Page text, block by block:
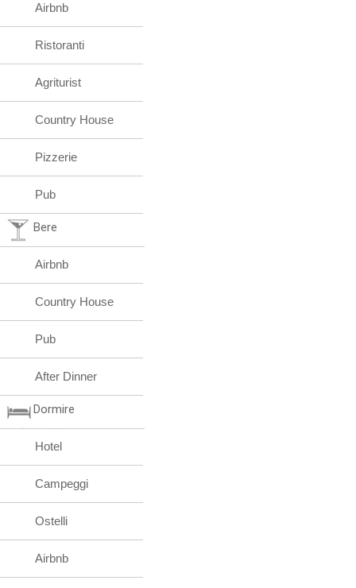
Airbnb
Ristoranti
Agriturist
Country House
Pizzerie
Pub
Bere
Airbnb
Country House
Pub
After Dinner
Dormire
Hotel
Campeggi
Ostelli
Airbnb